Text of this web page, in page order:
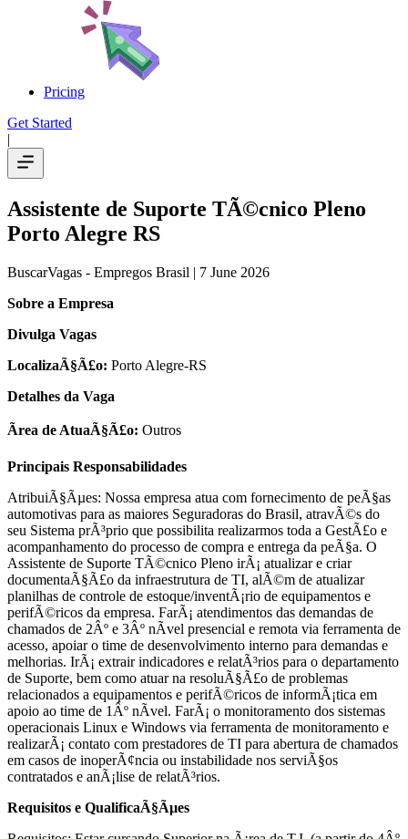
Pricing
Get Started
|
Assistente de Suporte TÃ©cnico Pleno
Porto Alegre RS
BuscarVagas - Empregos Brasil | 7 June 2026
Sobre a Empresa
Divulga Vagas
LocalizaÃ§Ã£o: Porto Alegre-RS
Detalhes da Vaga
Ãrea de AtuaÃ§Ã£o: Outros
Principais Responsabilidades
AtribuiÃ§Ãµes: Nossa empresa atua com fornecimento de peÃ§as
automotivas para as maiores Seguradoras do Brasil, atravÃ©s do
seu Sistema prÃ³prio que possibilita realizarmos toda a GestÃ£o e
acompanhamento do processo de compra e entrega da peÃ§a. O
Assistente de Suporte TÃ©cnico Pleno irÃ¡ atualizar e criar
documentaÃ§Ã£o da infraestrutura de TI, alÃ©m de atualizar
planilhas de controle de estoque/inventÃ¡rio de equipamentos e
perifÃ©ricos da empresa. FarÃ¡ atendimentos das demandas de
chamados de 2Âº e 3Âº nÃ­vel presencial e remota via ferramenta de
acesso, apoiar o time de desenvolvimento interno para demandas e
melhorias. IrÃ¡ extrair indicadores e relatÃ³rios para o departamento
de Suporte, bem como atuar na resoluÃ§Ã£o de problemas
relacionados a equipamentos e perifÃ©ricos de informÃ¡tica em
apoio ao time de 1Âº nÃ­vel. FarÃ¡ o monitoramento dos sistemas
operacionais Linux e Windows via ferramenta de monitoramento e
realizarÃ¡ contato com prestadores de TI para abertura de chamados
em casos de inoperÃ¢ncia ou instabilidade nos serviÃ§os
contratados e anÃ¡lise de relatÃ³rios.
Requisitos e QualificaÃ§Ãµes